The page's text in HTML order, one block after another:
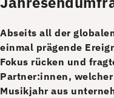
Abseits all der
einmal prägende
Fokus rücken und
Partner:innen,
Musikjahr aus